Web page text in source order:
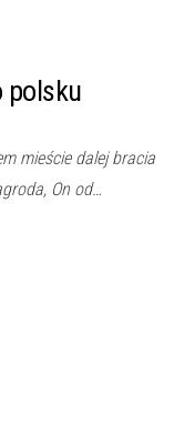
polsku
mieście dalej bracia
On od…